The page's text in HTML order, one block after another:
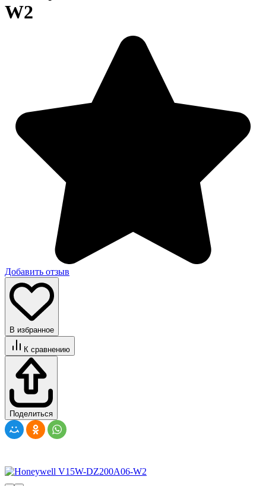
W2
Добавить отзыв
В избранное
К сравнению
Поделиться